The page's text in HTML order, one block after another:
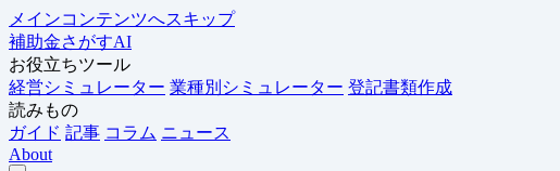
メインコンテンツへスキップ
補助金さがすAI
お役立ちツール
経営シミュレーター 業種別シミュレーター 登記書類作成
読みもの
ガイド 記事 コラム ニュース
About